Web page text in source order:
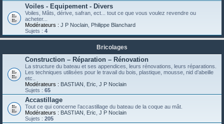
Voiles - Equipement - Divers
Voiles, Mâts, dérive, safran, ect... tout ce que vous voulez revendre ou
acheter...
Modérateurs : J P Noclain Philippe Blanchard
Sujets : 4
Bricolages
Construction – Réparation – Rénovation
La structure du bateau et ses appendices, leurs rénovations, leurs réparations.
Les techniques utilisées pour le travail du bois, plastique, mousse, nid d’abeille
etc..
Modérateurs : BASTIAN Eric J P Noclain
Sujets : 65
Accastillage
Tout ce qui concerne l’accastillage du bateau de la coque au mât.
Modérateurs : BASTIAN Eric J P Noclain
Sujets : 205